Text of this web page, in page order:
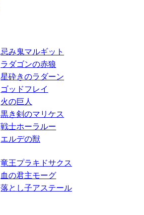
忌み鬼マルギット
ラダゴンの赤狼
星砕きのラダーン
ゴッドフレイ
火の巨人
黒き剣のマリケス
戦士ホーラルー
エルデの獣
竜王プラキドサクス
血の君主モーグ
落とし子アステール